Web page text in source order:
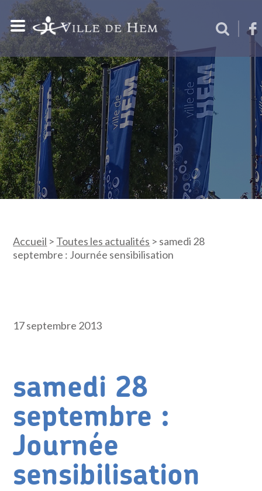
Accueil > Toutes les actualités > samedi 28
septembre : Journée sensibilisation
17 septembre 2013
samedi 28
septembre :
Journée
sensibilisation